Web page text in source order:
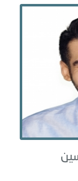
- 4 حسين